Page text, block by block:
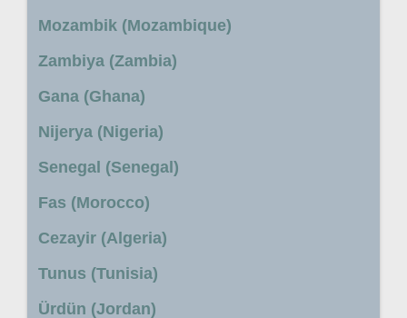
Mozambik (Mozambique)
Zambiya (Zambia)
Gana (Ghana)
Nijerya (Nigeria)
Senegal (Senegal)
Fas (Morocco)
Cezayir (Algeria)
Tunus (Tunisia)
Ürdün (Jordan)